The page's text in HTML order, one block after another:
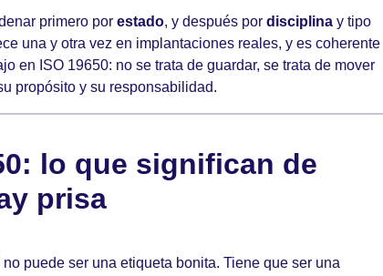
primero por estado, y después por disciplina y tipo
una y otra vez en implantaciones reales, y es coherente
en ISO 19650: no se trata de guardar, se trata de mover
propósito y su responsabilidad.
lo que significan de
prisa
puede ser una etiqueta bonita. Tiene que ser una